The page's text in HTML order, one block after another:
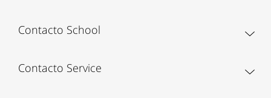
Contacto School
Contacto Service